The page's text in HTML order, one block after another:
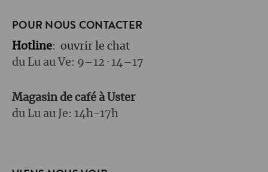
POUR NOUS CONTACTER
Hotline: ouvrir le chat
du Lu au Ve: 9–12 · 14–17
Magasin de café à Uster
du Lu au Je: 14h-17h